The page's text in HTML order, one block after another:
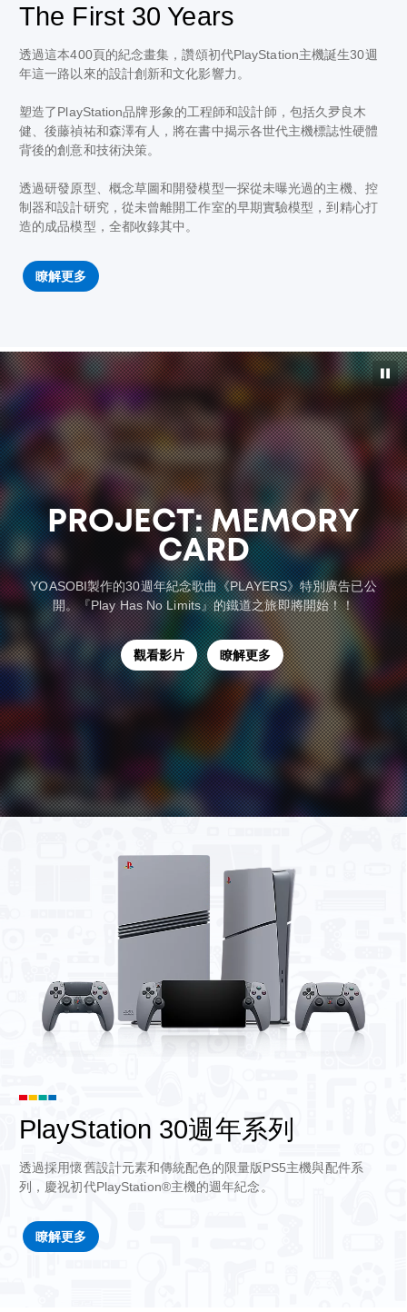
The First 30 Years
透過這本400頁的紀念畫集，讚頌初代PlayStation主機誕生30週
年這一路以來的設計創新和文化影響力。
塑造了PlayStation品牌形象的工程師和設計師，包括久夛良木
健、後藤禎祐和森澤有人，將在書中揭示各世代主機標誌性硬體
背後的創意和技術決策。
透過研發原型、概念草圖和開發模型一探從未曝光過的主機、控
制器和設計研究，從未曾離開工作室的早期實驗模型，到精心打
造的成品模型，全都收錄其中。
瞭解更多
PROJECT: MEMORY
CARD
YOASOBI製作的30週年紀念歌曲《PLAYERS》特別廣告已公
開。『Play Has No Limits』的鐵道之旅即將開始！！
觀看影片 瞭解更多
PlayStation 30週年系列
透過採用懷舊設計元素和傳統配色的限量版PS5主機與配件系
列，慶祝初代PlayStation®主機的週年紀念。
瞭解更多